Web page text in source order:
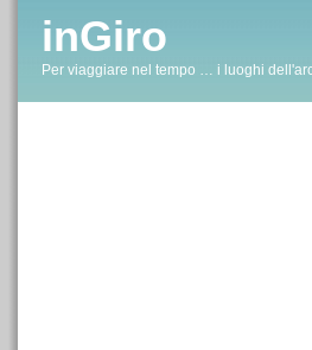
inGiro
Per viaggiare nel tempo … i luoghi